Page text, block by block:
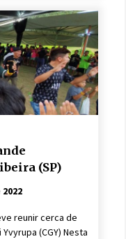
(SP)
reunir cerca de
(CGY) Nesta